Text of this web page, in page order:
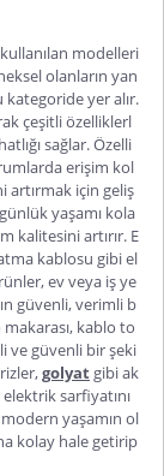
modelleri
olanların yan
kategoride yer alır.
çeşitli özelliklerl
sağlar. Özelli
erişim kol
artırmak için geliş
yaşamı kola
kalitesini artırır. E
kablosu gibi el
ev veya iş ye
güvenli, verimli b
makarası, kablo to
ve güvenli bir şeki
golyat gibi ak
sarfiyatını
yaşamın ol
kolay hale getirip